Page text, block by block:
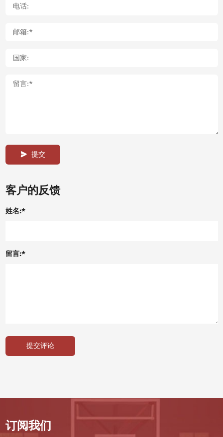
提交
客户的反馈
姓名:*
留言:*
提交评论
订阅我们